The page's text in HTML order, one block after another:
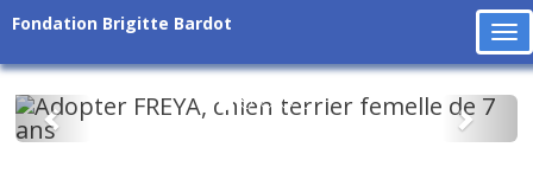
Fondation Brigitte Bardot
Précédent